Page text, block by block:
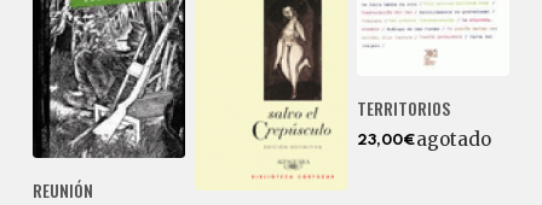
REUNIÓN
TERRITORIOS
23,00€agotado